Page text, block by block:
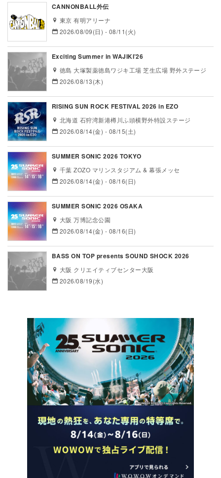
CANNONBALL外伝
東京 有明アリーナ
2026/08/09(日) - 08/11(火)
Exciting Summer in WAJIKI’26
徳島 大塚製薬徳島ワジキ工場 芝生広場 野外ステージ
2026/08/13(木)
RISING SUN ROCK FESTIVAL 2026 in EZO
北海道 石狩湾新港樽川ふ頭横野外特設ステージ
2026/08/14(金) - 08/15(土)
SUMMER SONIC 2026 TOKYO
千葉 ZOZO マリンスタジアム & 幕張メッセ
2026/08/14(金) - 08/16(日)
SUMMER SONIC 2026 OSAKA
大阪 万博記念公園
2026/08/14(金) - 08/16(日)
BASS ON TOP presents SOUND SHOCK 2026
大阪 クリエイティブセンター大阪
2026/08/19(水)